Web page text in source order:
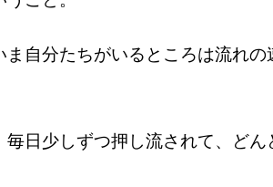
ま自分たちがいるところは流れ
毎日少しずつ押し流されて、ど